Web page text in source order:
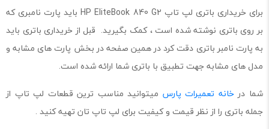
برای خریداری باتری لپ تاپ HP EliteBook 840 G2 باید پارت نامبری که
بر روی باتری نوشته شده است ، کمک بگیرید. قبل از خریداری باتری باید
به پارت نامبر باتری دقت کرد در همین صفحه در بخش پارت های مشابه و
مدل های مشابه جهت تطبیق با باتری شما ارائه شده است.
شما درخانه تعمیرات پارس میتوانید مناسب ترین قطعات لپ تاپ از
جمله باتری را از نظر قیمت و کیفیت برای لپ تاپ تان تهیه کنید .